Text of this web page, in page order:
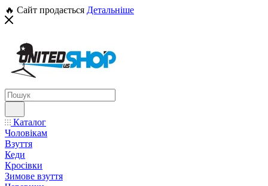
🔥 Сайт продається Детальніше
Каталог
Чоловікам
Взуття
Кеди
Кросівки
Зимове взуття